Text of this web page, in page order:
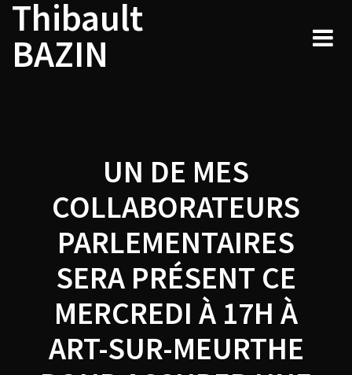
Skip
content
Thibault
BAZIN
UN DE MES
COLLABORATEURS
PARLEMENTAIRES
SERA PRÉSENT CE
MERCREDI À 17H À
ART-SUR-MEURTHE
Navigation
de